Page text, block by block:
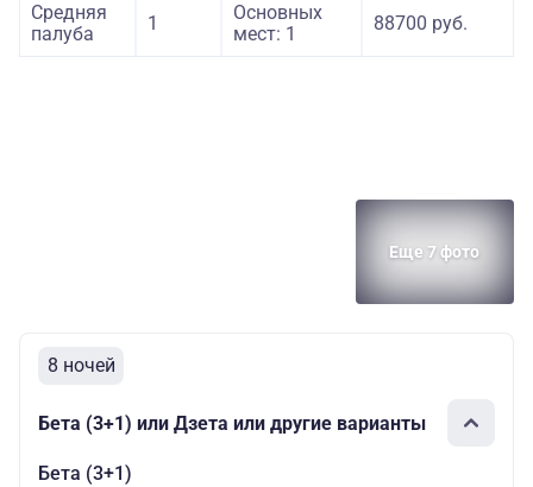
Средняя
палуба
1
Основных
мест: 1
88700 руб.
Еще 7 фото
8 ночей
Бета (3+1) или Дзета или другие варианты
Бета (3+1)